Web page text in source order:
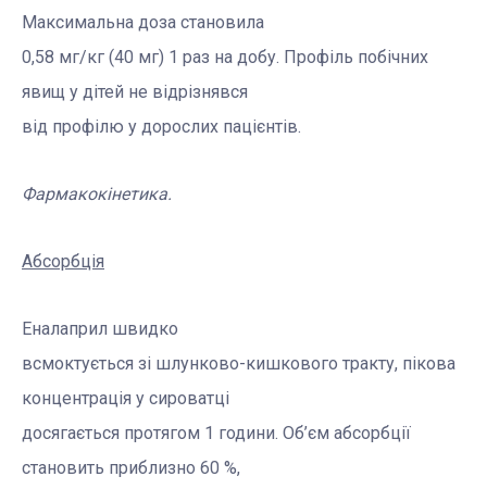
Максимальна доза становила
0,58 мг/кг (40 мг) 1 раз на добу. Профіль побічних
явищ у дітей не відрізнявся
від профілю у дорослих пацієнтів.
Фармакокінетика.
Абсорбція
Еналаприл швидко
всмоктується зі шлунково-кишкового тракту, пікова
концентрація у сироватці
досягається протягом 1 години. Об’єм абсорбції
становить приблизно 60 %,